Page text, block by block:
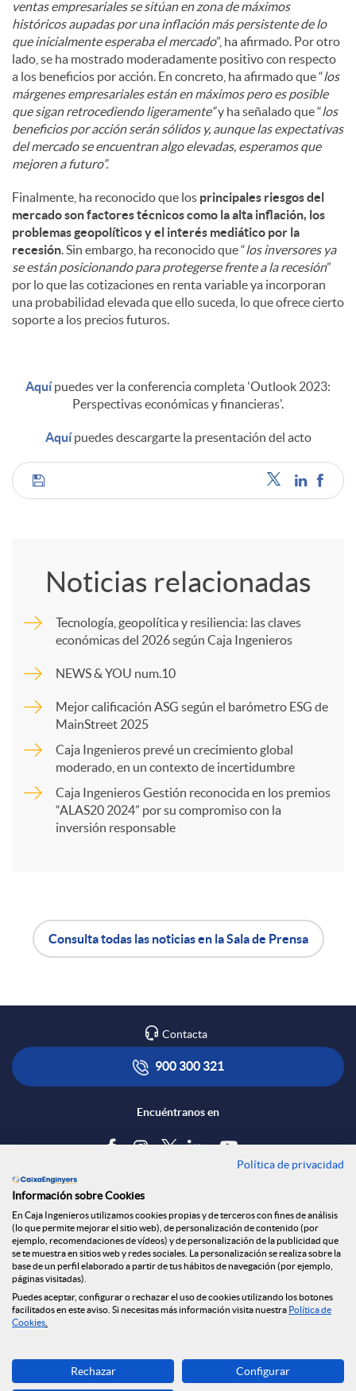
ventas empresariales se sitúan en zona de máximos
históricos aupadas por una inflación más persistente de lo
que inicialmente esperaba el mercado”, ha afirmado. Por otro
lado, se ha mostrado moderadamente positivo con respecto
a los beneficios por acción. En concreto, ha afirmado que “los
márgenes empresariales están en máximos pero es posible
que sigan retrocediendo ligeramente”y ha señalado que “los
beneficios por acción serán sólidos y, aunque las expectativas
del mercado se encuentran algo elevadas, esperamos que
mejoren a futuro”.
Finalmente, ha reconocido que los principales riesgos del
mercado son factores técnicos como la alta inflación, los
problemas geopolíticos y el interés mediático por la
recesión. Sin embargo, ha reconocido que “los inversores ya
se están posicionando para protegerse frente a la recesión”
por lo que las cotizaciones en renta variable ya incorporan
una probabilidad elevada que ello suceda, lo que ofrece cierto
soporte a los precios futuros.
Aquípuedes ver la conferencia completa 'Outlook 2023:
Perspectivas económicas y financieras'.
Aquípuedes descargarte la presentación del acto
C
a
r
n
R
e
s
S
o
Noticias relacionadas
Tecnología, geopolítica y resiliencia: las claves
económicas del 2026 según Caja Ingenieros
NEWS & YOU num.10
Mejor calificación ASG según el barómetro ESG de
MainStreet 2025
Caja Ingenieros prevé un crecimiento global
moderado, en un contexto de incertidumbre
Caja Ingenieros Gestión reconocida en los premios
“ALAS20 2024” por su compromiso con la
inversión responsable
A
p
l
a
c
i
o
o
t
s
a
l
a
Consulta todas las noticias en la Sala de Prensa
Contacta
900 300 321
Encuéntranos en
Tablón de anuncios
Política de cookies
Aviso legal
Seguridad Online
Privacidad
Canal denuncias
Descarga ahora
Banca MOBILE
Política de privacidad
Información sobre Cookies
En Caja Ingenieros utilizamos cookies propias y de terceros con fines de análisis
(lo que permite mejorar el sitio web), de personalización de contenido (por
ejemplo, recomendaciones de vídeos) y de personalización de la publicidad que
se te muestra en sitios web y redes sociales. La personalización se realiza sobre la
base de un perfil elaborado a partir de tus hábitos de navegación (por ejemplo,
páginas visitadas).
Puedes aceptar, configurar o rechazar el uso de cookies utilizando los botones
facilitados en este aviso. Si necesitas más información visita nuestra Política de
Cookies
Rechazar Configurar